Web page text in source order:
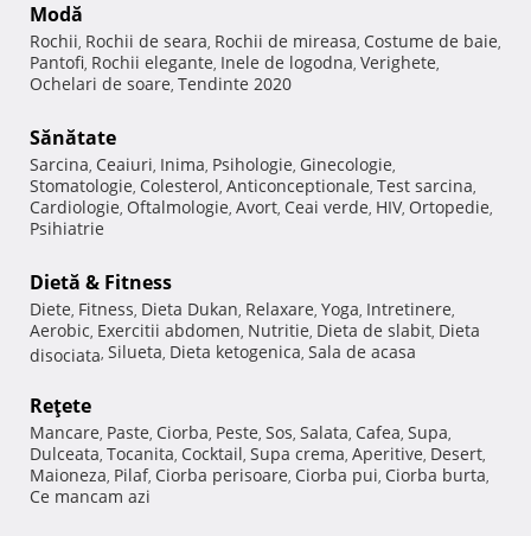
Modă
Rochii, Rochii de seara, Rochii de mireasa, Costume de baie,
Pantofi, Rochii elegante, Inele de logodna, Verighete,
Ochelari de soare, Tendinte 2020
Sănătate
Sarcina, Ceaiuri, Inima, Psihologie, Ginecologie,
Stomatologie, Colesterol, Anticonceptionale, Test sarcina,
Cardiologie, Oftalmologie, Avort, Ceai verde, HIV, Ortopedie,
Psihiatrie
Dietă & Fitness
Diete, Fitness, Dieta Dukan, Relaxare, Yoga, Intretinere,
Aerobic, Exercitii abdomen, Nutritie, Dieta de slabit, Dieta
disociata, Silueta, Dieta ketogenica, Sala de acasa
Reţete
Mancare, Paste, Ciorba, Peste, Sos, Salata, Cafea, Supa,
Dulceata, Tocanita, Cocktail, Supa crema, Aperitive, Desert,
Maioneza, Pilaf, Ciorba perisoare, Ciorba pui, Ciorba burta,
Ce mancam azi